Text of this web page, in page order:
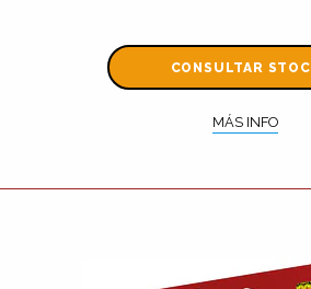
CONSULTAR
MÁS INFO